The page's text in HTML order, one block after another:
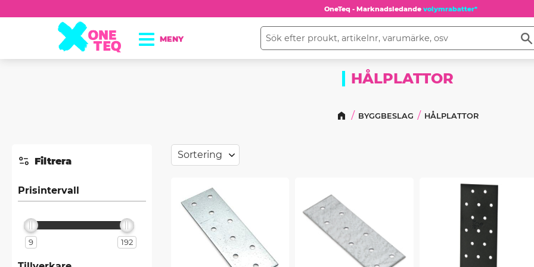
OneTeq - Marknadsledande volymrabatter*
HÅLPLATTOR
BYGGBESLAG HÅLPLATTOR
Filtrera
Prisintervall
9 192